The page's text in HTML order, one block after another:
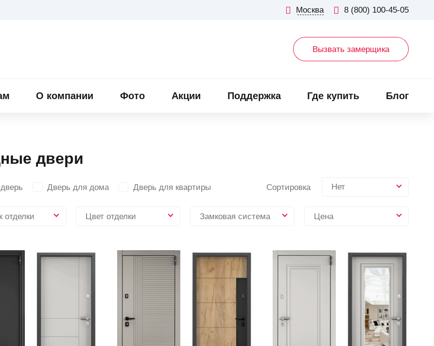
Москва 8 (800) 100-45-05
Вызвать замерщика
О компании Фото Акции Поддержка Где купить Блог
двери
Дверь для дома Дверь для квартиры Сортировка Нет
отделки Цвет отделки Замковая система Цена